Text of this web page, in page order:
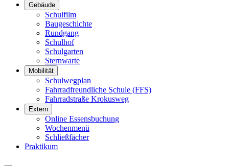
Gebäude
Schulfilm
Baugeschichte
Rundgang
Schulhof
Schulgarten
Sternwarte
Mobilität
Schulwegplan
Fahrradfreundliche Schule (FFS)
Fahrradstraße Krokusweg
Extern
Online Essensbuchung
Wochenmenü
Schließfächer
Praktikum